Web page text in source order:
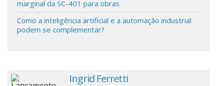
marginal da SC-401 para obras
Como a inteligência artificial e a automação industrial
podem se complementar?
Ingrid Ferretti